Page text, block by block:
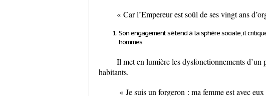
« Car l’Empereur est soûl de ses vingt ans
Son engagement s’étend à la sphère sociale, il
hommes
Il met en lumière les dysfonctionnements
habitants.
« Je suis un forgeron : ma femme est avec